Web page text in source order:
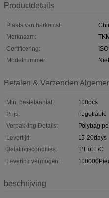
Productdetails
Plaats van herkomst:
Merknaam:
Certificering:
Modelnummer:
Betalen & Verzenden
Min. bestelaantal:
100pcs
Prijs:
negotiable
Verpakking Details:
Polybag
Levertijd:
15-20days
Betalingscondities:
T/T of L/C
Levering vermogen:
beschrijving